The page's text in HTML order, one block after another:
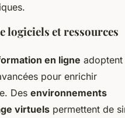
logiciels et ressources
en ligne adoptent
pour enrichir
Des environnements
virtuels permettent de